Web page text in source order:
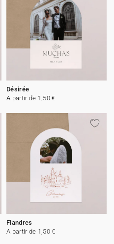
Désirée
A partir de 1,50 €
Flandres
A partir de 1,50 €